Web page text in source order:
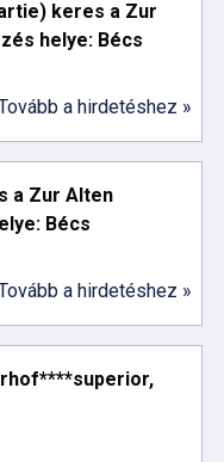
keres a Zur
helye: Bécs
a hirdetéshez »
a Zur Alten
Bécs
a hirdetéshez »